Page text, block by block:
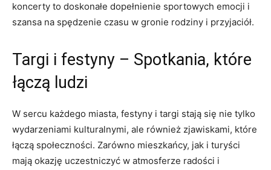
koncerty to doskonałe dopełnienie sportowych emocji i
szansa na spędzenie czasu w gronie rodziny i przyjaciół.
Targi i festyny – Spotkania, które
łączą ludzi
W sercu każdego miasta, festyny i targi stają się nie tylko
wydarzeniami kulturalnymi, ale również zjawiskami, które
łączą społeczności. Zarówno mieszkańcy, jak i turyści
mają okazję uczestniczyć w atmosferze radości i